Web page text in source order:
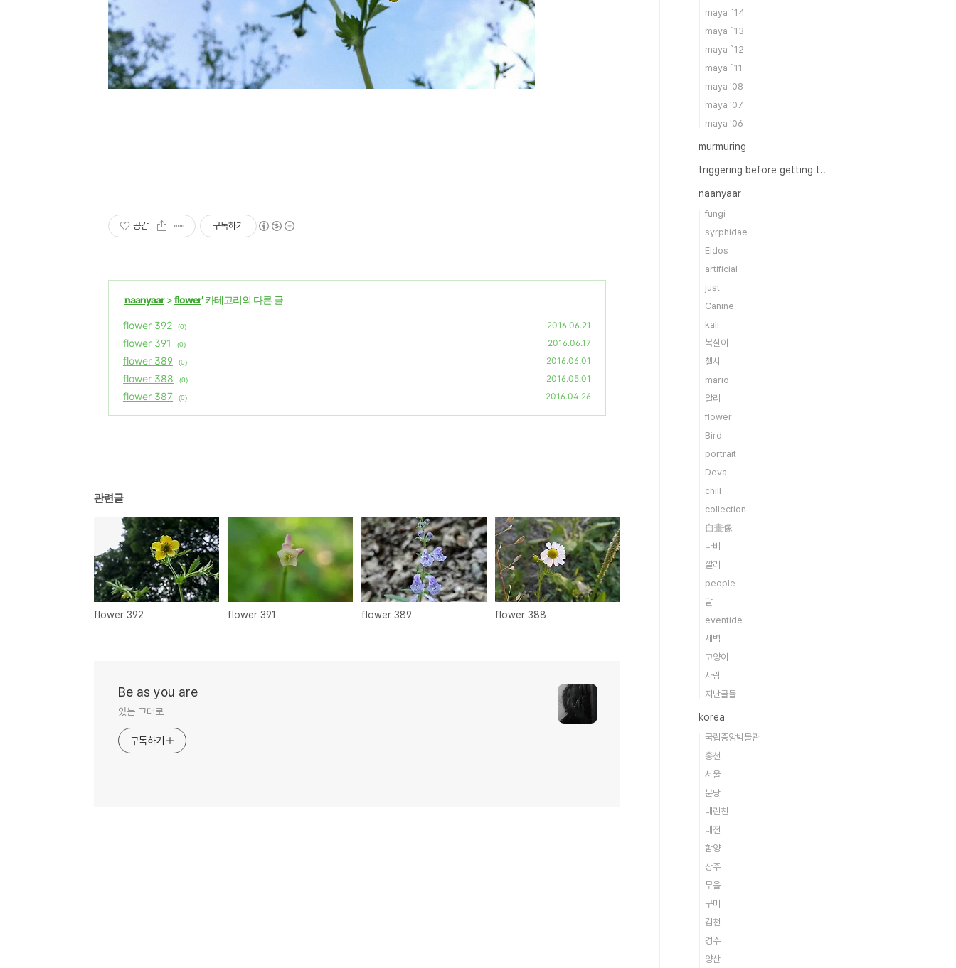
공감 구독하기
'naanyaar>flower' 카테고리의 다른 글
flower 392 (0) 2016.06.21
flower 391 (0) 2016.06.17
flower 389 (0) 2016.06.01
flower 388 (0) 2016.05.01
flower 387 (0) 2016.04.26
관련글
flower 392 flower 391 flower 389 flower 388
Be as you are
있는 그대로
구독하기
maya `14
maya `13
maya `12
maya `11
maya '08
maya '07
maya '06
murmuring
triggering before getting t..
naanyaar
fungi
syrphidae
Eidos
artificial
just
Canine
kali
복실이
첼시
mario
알리
flower
Bird
portrait
Deva
chill
collection
自畫像
나비
깔리
people
달
eventide
새벽
고양이
사람
지난글들
korea
국립중앙박물관
홍천
서울
분당
내린천
대전
함양
상주
무을
구미
김천
경주
양산